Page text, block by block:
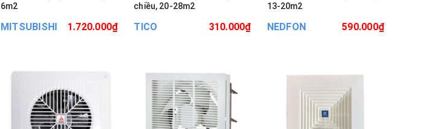
6m2
MITSUBISHI 1.720.000₫
chiều, 20-28m2
TICO 310.000₫
13-20m2
NEDFON 590.000₫